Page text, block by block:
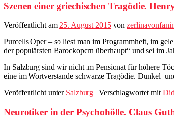
Szenen einer griechischen Tragödie.
Veröffentlicht am 25. August 2015 von
Purcells Oper – so liest man im Programmheft, im
der populärsten Barockopern überhaupt“ und sei im
In Salzburg sind wir nicht im Pensionat für höhere
eine im Wortverstande schwarze Tragödie. Dunkel
Veröffentlicht unter Salzburg | Verschlagwortet mit
Neurotiker in der Psychohölle. Claus